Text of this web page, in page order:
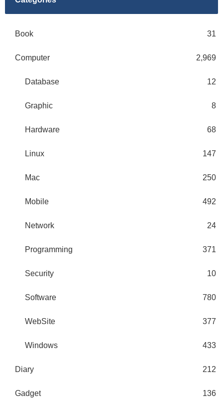
Book 31
Computer 2,969
Database 12
Graphic 8
Hardware 68
Linux 147
Mac 250
Mobile 492
Network 24
Programming 371
Security 10
Software 780
WebSite 377
Windows 433
Diary 212
Gadget 136